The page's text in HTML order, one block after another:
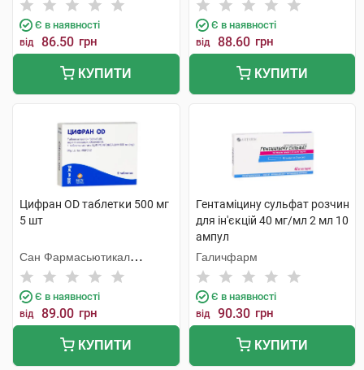
Є в наявності
від 86.50 грн
КУПИТИ
Є в наявності
від 88.60 грн
КУПИТИ
Цифран OD таблетки 500 мг
5 шт
Сан Фармасьютикал
Індастріз
Є в наявності
від 89.00 грн
КУПИТИ
Гентаміцину сульфат розчин
для ін'єкцій 40 мг/мл 2 мл 10
ампул
Галичфарм
Є в наявності
від 90.30 грн
КУПИТИ